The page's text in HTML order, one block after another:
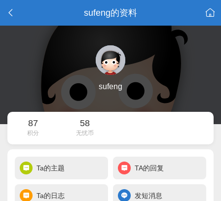
sufeng的资料
sufeng
87
积分
58
无忧币
Ta的主题 TA的回复
Ta的日志 发短消息